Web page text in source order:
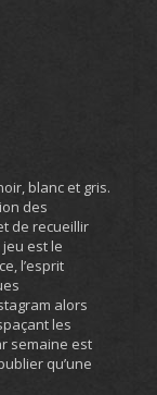
blanc et gris.
des
de recueillir
est le
l’esprit
alors
les
semaine est
qu’une